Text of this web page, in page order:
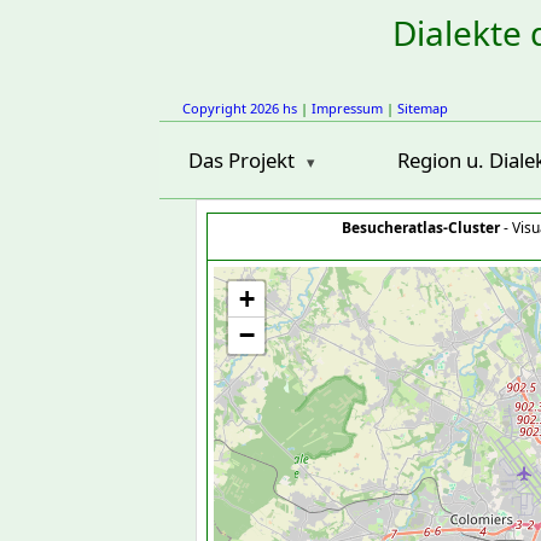
Dialekte
Copyright 2026 hs | Impressum | Sitemap
Das Projekt Region u.
Besucheratlas-Cluster-
+
−